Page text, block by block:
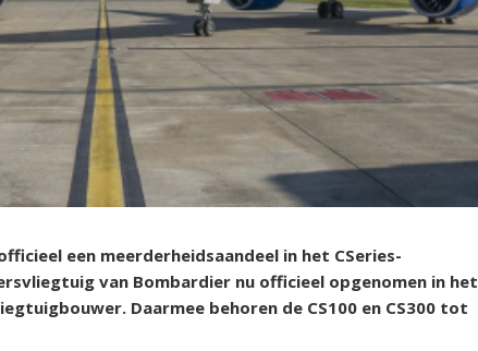
een meerderheidsaandeel in het CSeries-
van Bombardier nu officieel opgenomen in het
Daarmee behoren de CS100 en CS300 tot